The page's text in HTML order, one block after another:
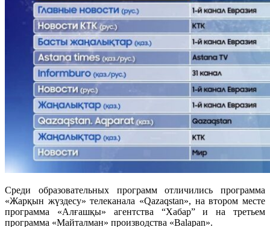
Среди образовательных программ отличились программа
«Жарқын жүздесу» телеканала «Qazaqstan», на втором месте
программа «Алғашқы» агентства “Хабар” и на третьем
программа «Майталман» производства «Balapan».